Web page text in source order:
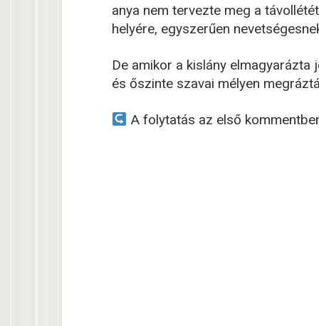
anya nem tervezte meg a
helyére, egyszerűen
De amikor a kislány
és őszinte szavai mélyen
A folytatás az első